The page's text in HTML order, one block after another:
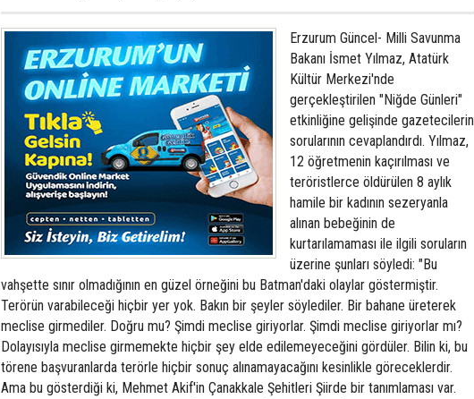
Erzurum Güncel- Milli Savunma
Bakanı İsmet Yılmaz, Atatürk
Kültür Merkezi'nde
gerçekleştirilen "Niğde Günleri"
etkinliğine gelişinde gazetecilerin
sorularının cevaplandırdı. Yılmaz,
12 öğretmenin kaçırılması ve
teröristlerce öldürülen 8 aylık
hamile bir kadının sezeryanla
alınan bebeğinin de
kurtarılamaması ile ilgili soruların
üzerine şunları söyledi: "Bu
vahşette sınır olmadığının en güzel örneğini bu Batman'daki olaylar göstermiştir.
Terörün varabileceği hiçbir yer yok. Bakın bir şeyler söylediler. Bir bahane üreterek
meclise girmediler. Doğru mu? Şimdi meclise giriyorlar. Şimdi meclise giriyorlar mı?
Dolayısıyla meclise girmemekte hiçbir şey elde edilemeyeceğini gördüler. Bilin ki, bu
törene başvuranlarda terörle hiçbir sonuç alınamayacağını kesinlikle göreceklerdir.
Ama bu gösterdiği ki, Mehmet Akif'in Çanakkale Şehitleri Şiirde bir tanımlaması var.